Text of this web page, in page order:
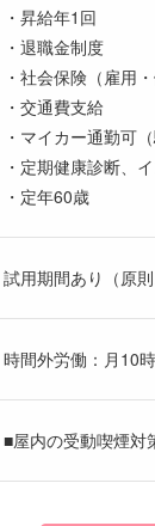
・昇給年1回
・退職金制度
・社会保険（雇用
・交通費支給
・マイカー通勤可
・定期健康診断、
・定年60歳
試用期間あり（原則
時間外労働：月10
■屋内の受動喫煙対